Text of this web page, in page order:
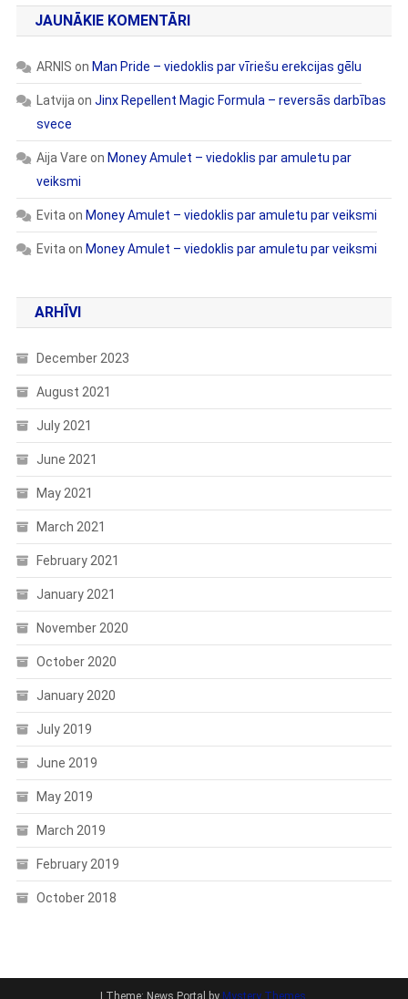
JAUNĀKIE KOMENTĀRI
ARNIS on Man Pride – viedoklis par vīriešu erekcijas gēlu
Latvija on Jinx Repellent Magic Formula – reversās darbības
svece
Aija Vare on Money Amulet – viedoklis par amuletu par
veiksmi
Evita on Money Amulet – viedoklis par amuletu par veiksmi
Evita on Money Amulet – viedoklis par amuletu par veiksmi
ARHĪVI
December 2023
August 2021
July 2021
June 2021
May 2021
March 2021
February 2021
January 2021
November 2020
October 2020
January 2020
July 2019
June 2019
May 2019
March 2019
February 2019
October 2018
Theme: News Portal by Mystery Themes